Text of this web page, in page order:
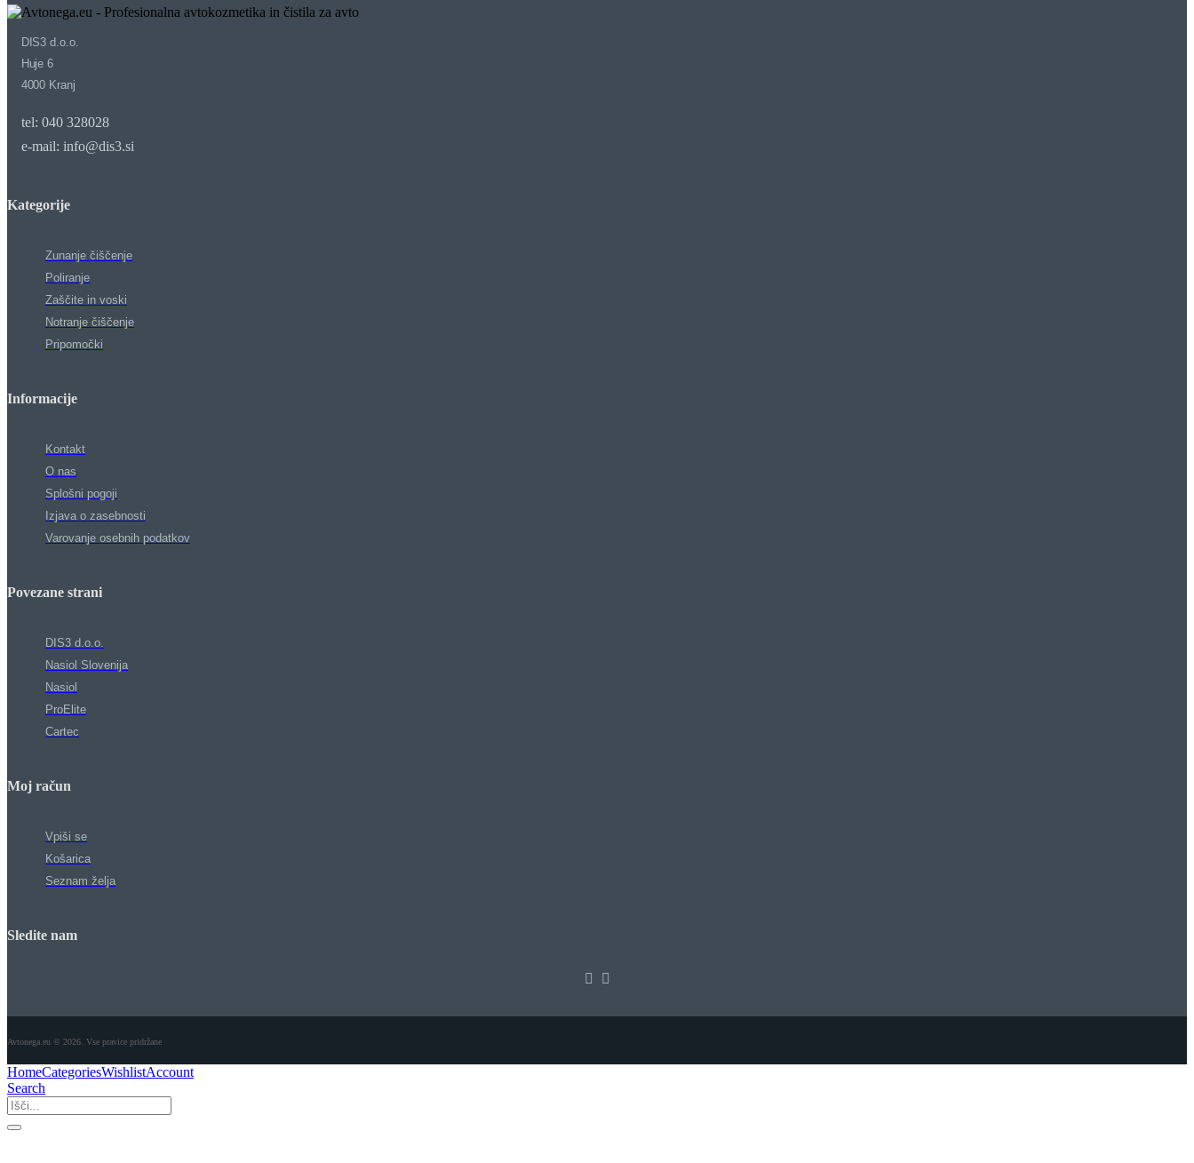
DIS3 d.o.o.
Huje 6
4000 Kranj
tel: 040 328028
e-mail: info@dis3.si
Kategorije
Zunanje čiščenje
Poliranje
Zaščite in voski
Notranje čiščenje
Pripomočki
Informacije
Kontakt
O nas
Splošni pogoji
Izjava o zasebnosti
Varovanje osebnih podatkov
Povezane strani
DIS3 d.o.o.
Nasiol Slovenija
Nasiol
ProElite
Cartec
Moj račun
Vpiši se
Košarica
Seznam želja
Sledite nam
Avtonega.eu © 2026. Vse pravice pridržane
HomeCategoriesWishlistAccount
Search